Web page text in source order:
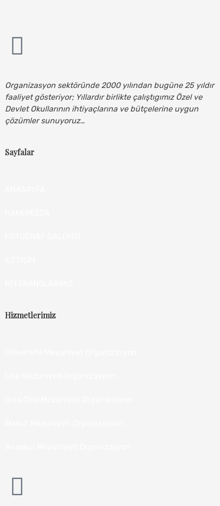
Organizasyon sektöründe 2000 yılından bugüne 25 yıldır
faaliyet gösteriyor; Yıllardır birlikte çalıştıgımız Özel ve
Devlet Okullarının ihtiyaçlarına ve bütçelerine uygun
çözümler sunuyoruz…
Sayfalar
Hizmetlerimiz